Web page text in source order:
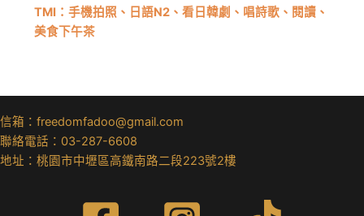
TMI：手機拍照、日語N2、看日韓劇、唱詩歌、閱讀、
美食下午茶
信箱：freedomfadoo@gmail.com
聯絡電話：03-287-6608
地址：桃園市中壢區高鐵南路二段223號2樓